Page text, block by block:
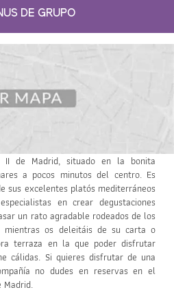
DE GRUPO
II de Madrid, situado en la bonita
a pocos minutos del centro. Es
sus excelentes platós mediterráneos
en crear degustaciones
un rato agradable rodeados de los
mientras os deleitáis de su carta o
terraza en la que poder disfrutar
cálidas. Si quieres disfrutar de una
no dudes en reservas en el
Madrid.